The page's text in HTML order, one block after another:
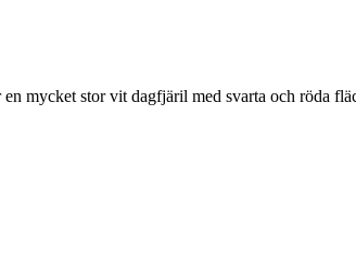
mycket stor vit dagfjäril med svarta och röda